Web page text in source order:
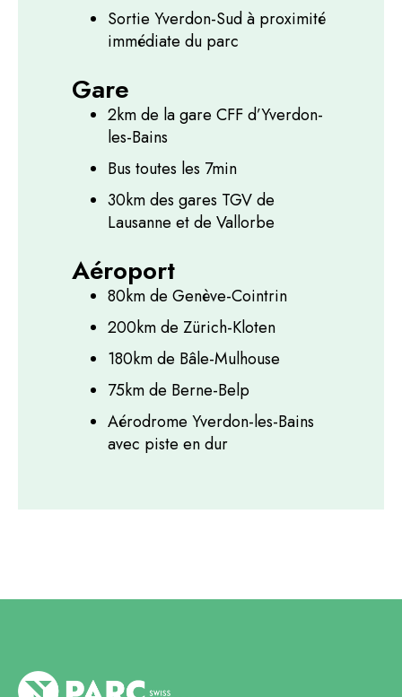
Sortie Yverdon-Sud à proximité
immédiate du parc
Gare
2km de la gare CFF d’Yverdon-
les-Bains
Bus toutes les 7min
30km des gares TGV de
Lausanne et de Vallorbe
Aéroport
80km de Genève-Cointrin
200km de Zürich-Kloten
180km de Bâle-Mulhouse
75km de Berne-Belp
Aérodrome Yverdon-les-Bains
avec piste en dur